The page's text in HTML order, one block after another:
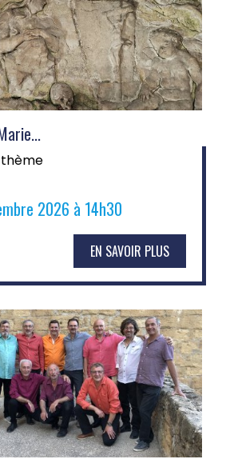
thème
2026 à 14h30
EN SAVOIR PLUS